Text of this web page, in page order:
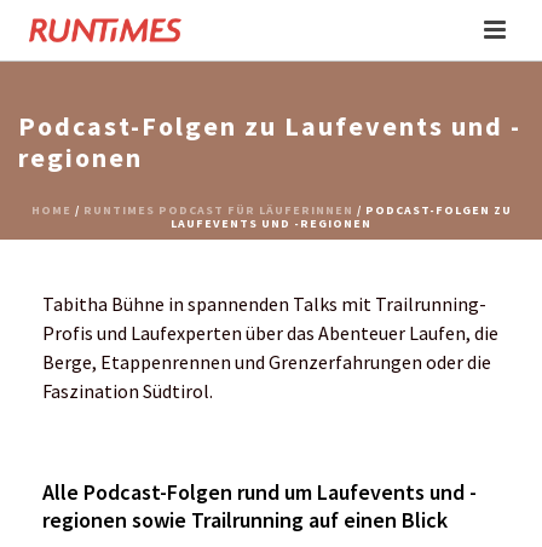
Podcast-Folgen zu Laufevents und -
regionen
HOME / RUNTIMES PODCAST FÜR LÄUFERINNEN / PODCAST-FOLGEN ZU
LAUFEVENTS UND -REGIONEN
Tabitha Bühne in spannenden Talks mit Trailrunning-
Profis und Laufexperten über das Abenteuer Laufen, die
Berge, Etappenrennen und Grenzerfahrungen oder die
Faszination Südtirol.
Alle Podcast-Folgen rund um Laufevents und -
regionen sowie Trailrunning auf einen Blick